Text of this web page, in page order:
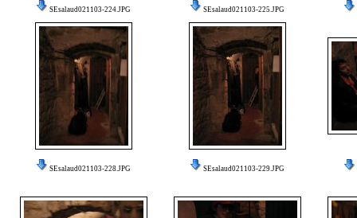
SEsalaud021103-224.JPG SEsalaud021103-225.JPG
SEsalaud021103-228.JPG SEsalaud021103-229.JPG